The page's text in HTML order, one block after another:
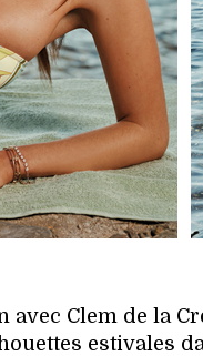
avec Clem de la
estivales